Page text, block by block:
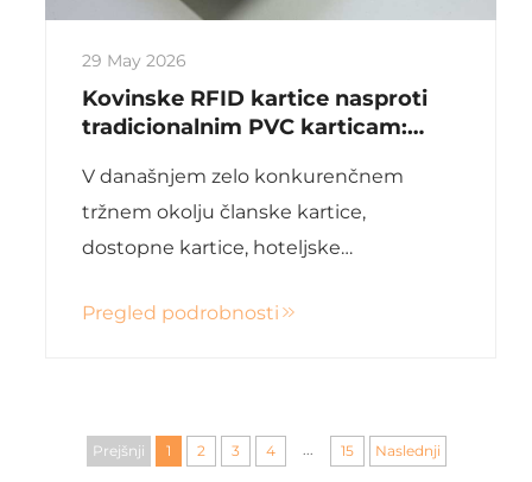
29 May 2026
Kovinske RFID kartice nasproti
tradicionalnim PVC karticam:
kartice prihodnost
V današnjem zelo konkurenčnem
tržnem okolju članske kartice,
dostopne kartice, hoteljske
več le funkcionalna orodja – so tudi
Pregled podrobnosti
Prejšnji 1 2 3 4 15 Naslednji